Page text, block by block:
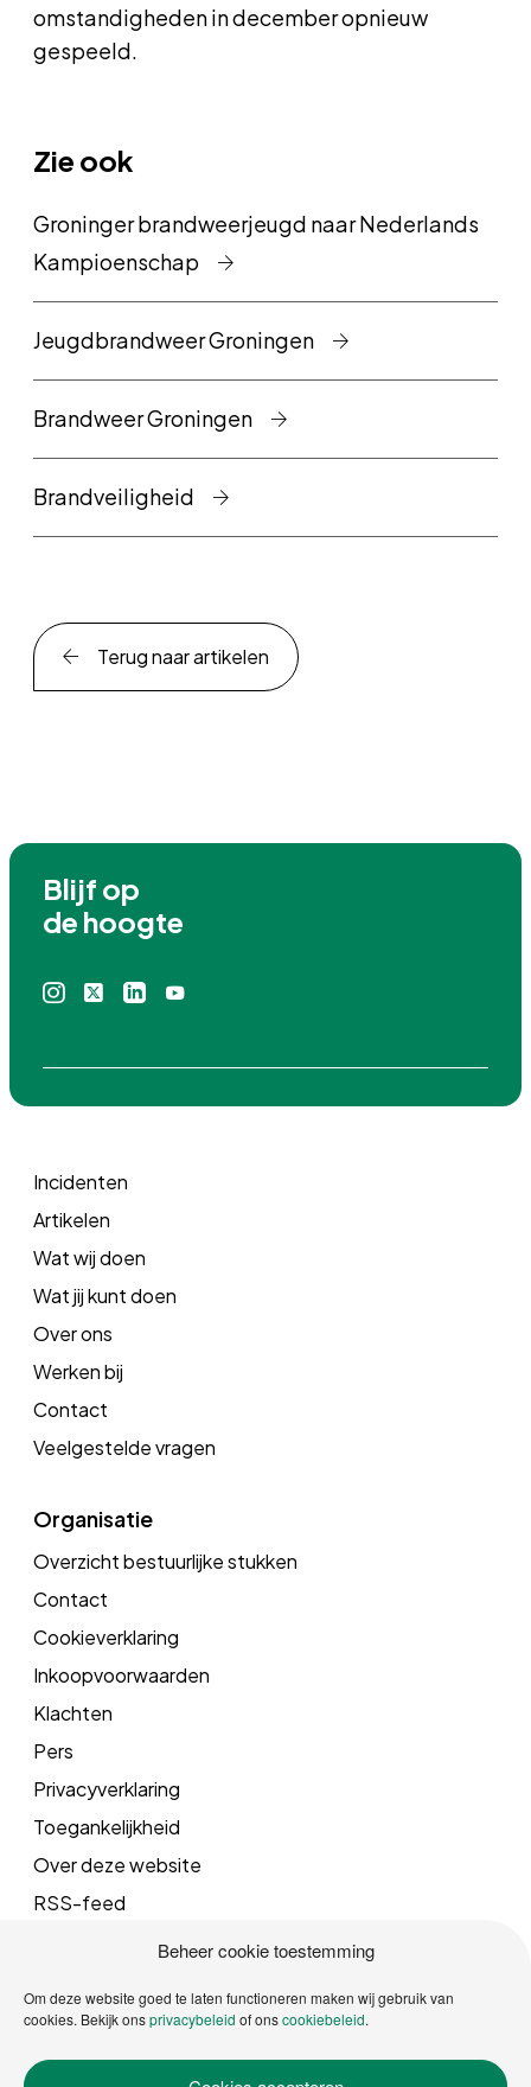
Beheer cookie toestemming
Om deze website goed te laten functioneren maken wij gebruik van
cookies. Bekijk onsprivacybeleid of onscookiebeleid.
omstandigheden in december opnieuw
gespeeld.
Zie ook
Groninger brandweerjeugd naar Nederlands
Kampioenschap
Jeugdbrandweer Groningen
Brandweer Groningen
Brandveiligheid
Terug naar artikelen
Blijf op
de hoogte
InstagramLinkedin
Incidenten
Artikelen
Wat wij doen
Wat jij kunt doen
Over ons
Werken bij
Contact
Veelgestelde vragen
Organisatie
Overzicht bestuurlijke stukken
Contact
Cookieverklaring
Inkoopvoorwaarden
Klachten
Pers
Privacyverklaring
Toegankelijkheid
Over deze website
RSS-feed
Mail